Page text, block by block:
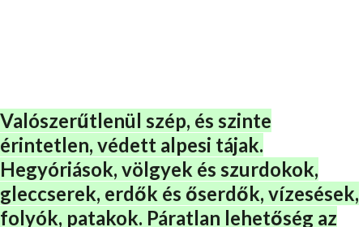
Valószerűtlenül szép, és szinte
érintetlen, védett alpesi tájak.
Hegyóriások, völgyek és szurdokok,
gleccserek, erdők és őserdők, vízesések,
folyók, patakok. Páratlan lehetőség az